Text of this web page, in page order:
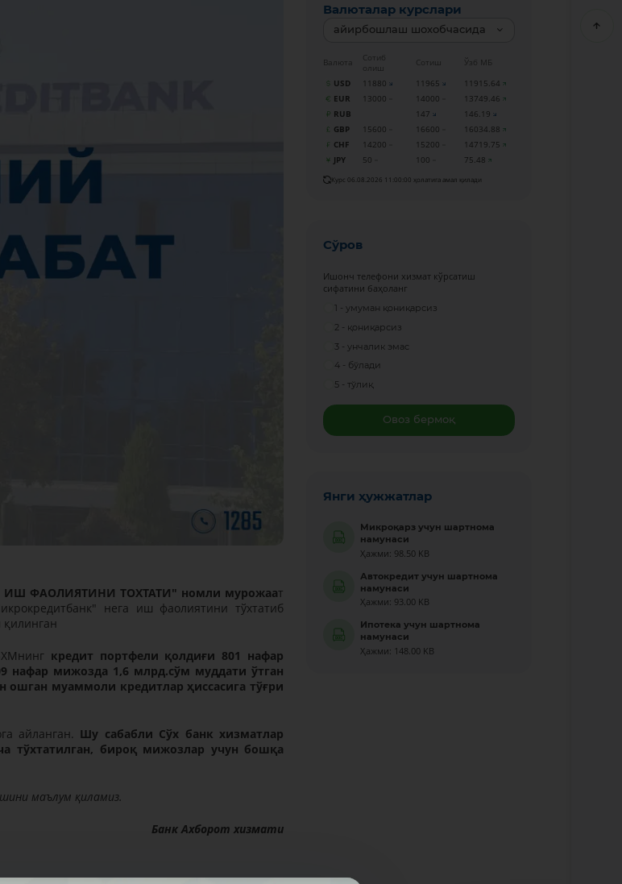
ИШ ФАОЛИЯТИНИ ТОХТАТИ" номли мурожаат
нега иш фаолиятини тўхтатиб
қилинган
кредит портфели қолдиғи 801 нафар
нафар мижозда 1,6 млрд.сўм муддати ўтган
муаммоли кредитлар ҳиссасига тўғри
айланган. Шу сабабли Сўх банк хизматлар
тўхтатилган, бироқ мижозлар учун бошқа
маълум қиламиз.
Банк Ахборот хизмати
Валюталар курслари
айирбошлаш шохобчасида
Валюта
Сотиб
олиш
Сотиш
Ўзб МБ
USD
11880 11965
11915.64
EUR
13000 14000
13749.46
RUB
147
146.19
GBP
15600 16600
16034.88
CHF
14200 15200
14719.75
JPY
50 100 75.48
Курс 06.08.2026 11:00:00 ҳолатига амал қилади
Сўров
Ишонч телефони хизмат кўрсатиш
сифатини баҳоланг
1 - умуман қониқарсиз
2 - қониқарсиз
3 - унчалик эмас
4 - бўлади
5 - тўлиқ
Овоз бермоқ
Янги ҳужжатлар
Микроқарз учун шартнома
намунаси
Ҳажми: 98.50 KB
Автокредит учун шартнома
намунаси
Ҳажми: 93.00 KB
Ипотека учун шартнома
намунаси
Ҳажми: 148.00 KB